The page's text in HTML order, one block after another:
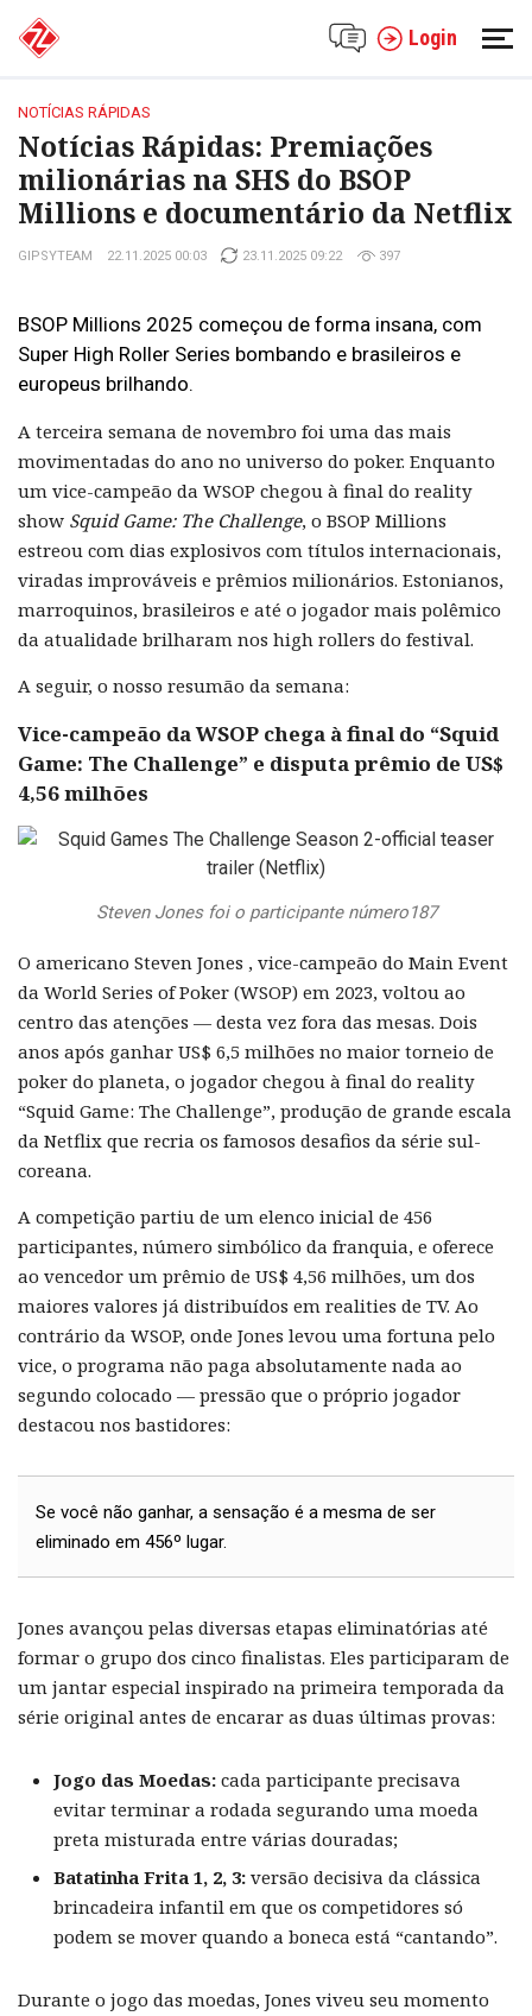
Login
NOTÍCIAS RÁPIDAS
Notícias Rápidas: Premiações
milionárias na SHS do BSOP
Millions e documentário da Netflix
GIPSYTEAM 22.11.2025 00:03 23.11.2025 09:22 397
BSOP Millions 2025 começou de forma insana, com
Super High Roller Series bombando e brasileiros e
europeus brilhando.
A terceira semana de novembro foi uma das mais
movimentadas do ano no universo do poker. Enquanto
um vice-campeão da WSOP chegou à final do reality
show Squid Game: The Challenge, o BSOP Millions
estreou com dias explosivos com títulos internacionais,
viradas improváveis e prêmios milionários. Estonianos,
marroquinos, brasileiros e até o jogador mais polêmico
da atualidade brilharam nos high rollers do festival.
A seguir, o nosso resumão da semana:
Vice-campeão da WSOP chega à final do “Squid
Game: The Challenge” e disputa prêmio de US$
4,56 milhões
Steven Jones foi o participante número187
O americano Steven Jones , vice-campeão do Main Event
da World Series of Poker (WSOP) em 2023, voltou ao
centro das atenções — desta vez fora das mesas. Dois
anos após ganhar US$ 6,5 milhões no maior torneio de
poker do planeta, o jogador chegou à final do reality
“Squid Game: The Challenge”, produção de grande escala
da Netflix que recria os famosos desafios da série sul-
coreana.
A competição partiu de um elenco inicial de 456
participantes, número simbólico da franquia, e oferece
ao vencedor um prêmio de US$ 4,56 milhões, um dos
maiores valores já distribuídos em realities de TV. Ao
contrário da WSOP, onde Jones levou uma fortuna pelo
vice, o programa não paga absolutamente nada ao
segundo colocado — pressão que o próprio jogador
destacou nos bastidores:
Se você não ganhar, a sensação é a mesma de ser
eliminado em 456º lugar.
Jones avançou pelas diversas etapas eliminatórias até
formar o grupo dos cinco finalistas. Eles participaram de
um jantar especial inspirado na primeira temporada da
série original antes de encarar as duas últimas provas:
Jogo das Moedas: cada participante precisava
evitar terminar a rodada segurando uma moeda
preta misturada entre várias douradas;
Batatinha Frita 1, 2, 3: versão decisiva da clássica
brincadeira infantil em que os competidores só
podem se mover quando a boneca está “cantando”.
Durante o jogo das moedas, Jones viveu seu momento